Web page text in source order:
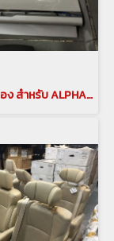
กาบข้างมือสอง สำหรับ ALPHARD/VELLFIRE 20,30